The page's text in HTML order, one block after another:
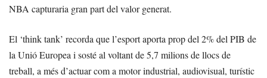
NBA capturaria gran part del valor generat.
El ‘think tank’ recorda que l’esport aporta prop del 2% del PIB de
la Unió Europea i sosté al voltant de 5,7 milions de llocs de
treball, a més d’actuar com a motor industrial, audiovisual, turístic